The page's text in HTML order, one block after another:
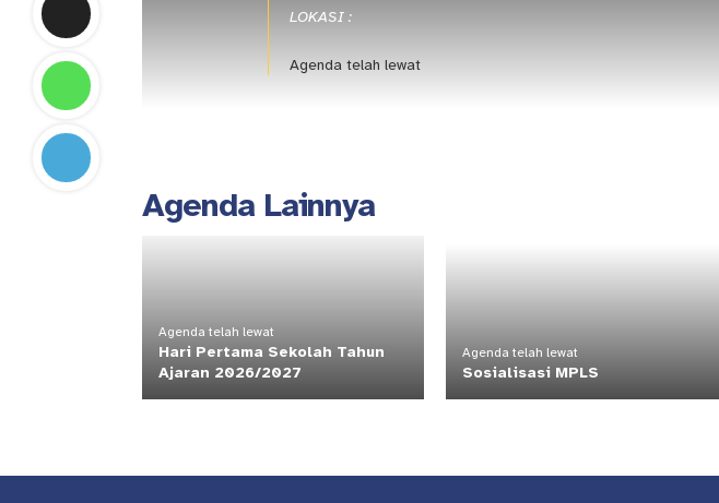
LOKASI :
Agenda telah lewat
Agenda Lainnya
Agenda telah lewat
Hari Pertama Sekolah Tahun
Ajaran 2026/2027
Agenda telah lewat
Sosialisasi MPLS